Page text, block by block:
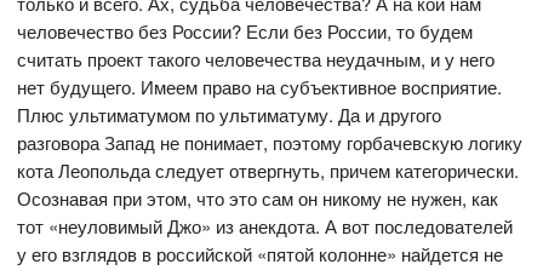
человечество без России? Если без России, то будем
считать проект такого человечества неудачным, и у него
нет будущего. Имеем право на субъективное восприятие.
Плюс ультиматумом по ультиматуму. Да и другого
разговора Запад не понимает, поэтому горбачевскую логику
кота Леопольда следует отвергнуть, причем категорически.
Осознавая при этом, что это сам он никому не нужен, как
тот «неуловимый Джо» из анекдота. А вот последователей
у его взглядов в российской «пятой колонне» найдется не